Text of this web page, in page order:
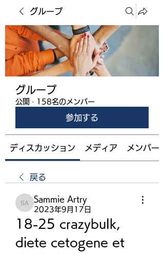
グループ
グループ
公開 · 158名のメンバー
参加する
ディスカッション メディア メンバー
戻る
Sammie Artry
Sammie Artry
2023年9月17日
18-25 crazybulk,
diete cetogene et